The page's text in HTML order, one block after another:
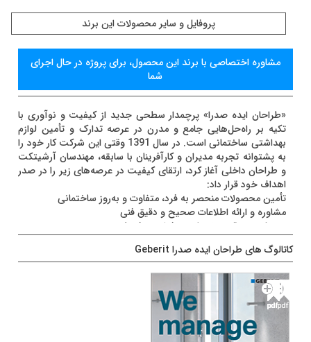
پروفايل و سایر محصولات این برند
مشاوره اختصاصی با برند اين محصول، برای پروژه در حال اجرای
شما
«طراحان ایده صدرا» پرچمدار سطحی جدید از کیفیت و نوآوری با
تکیه بر راه‌حل‌هایی جامع و مدرن در عرصه تدارک و تأمین لوازم
بهداشتی ساختمانی است. در سال 1391 وقتی این شرکت کار خود را
به پشتوانه تجربه مدیران و کارآفرینان با سابقه، مهندسان آرشیتکت
و طراحان داخلی آغاز کرد، ارتقای کیفیت در عرصه‌های زیر را در صدر
اهداف خود قرار داد:
تأمین محصولات منحصر به فرد، متفاوت و به‌روز ساختمانی
مشاوره و ارائه اطلاعات صحیح و دقیق فنی
تحویل به موقع و خدمات حرفه‌ای در فروش
نصب و خدمات قابل اعتماد پس از فروش
در «صدرا» دسترسی به تولیدات با کیفیت و محصولات خاص و
لاکچری نه یک رویای دور، که همیشه استاندارد اولیه و نقطه آغازین
برای رسیدن به استانداردی حتی بالاتر در کیفیت و زیبایی بوده
است.
برند Geberit یک برند معروف در زمینه تولید لوازم بهداشتی و حمام
کاتالوگ های طراحان ایده صدرا Geberit